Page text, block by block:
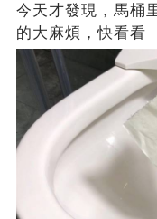
今天才發現，馬桶
的大麻煩，快看看